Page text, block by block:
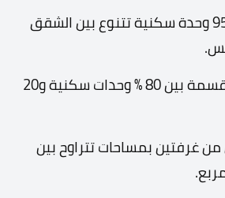
يتوفر بالكمبوند 950 وحدة سكنية تتنوع بين الشقق
وحدات الكمبوند مقسمة بين 80 % وحدات سكنية و20
غرفتين بمساحات تتراوح بين